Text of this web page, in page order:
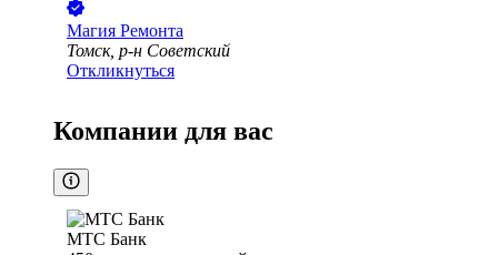
Магия Ремонта
Томск, р-н Советский
Откликнуться
Компании для вас
МТС Банк